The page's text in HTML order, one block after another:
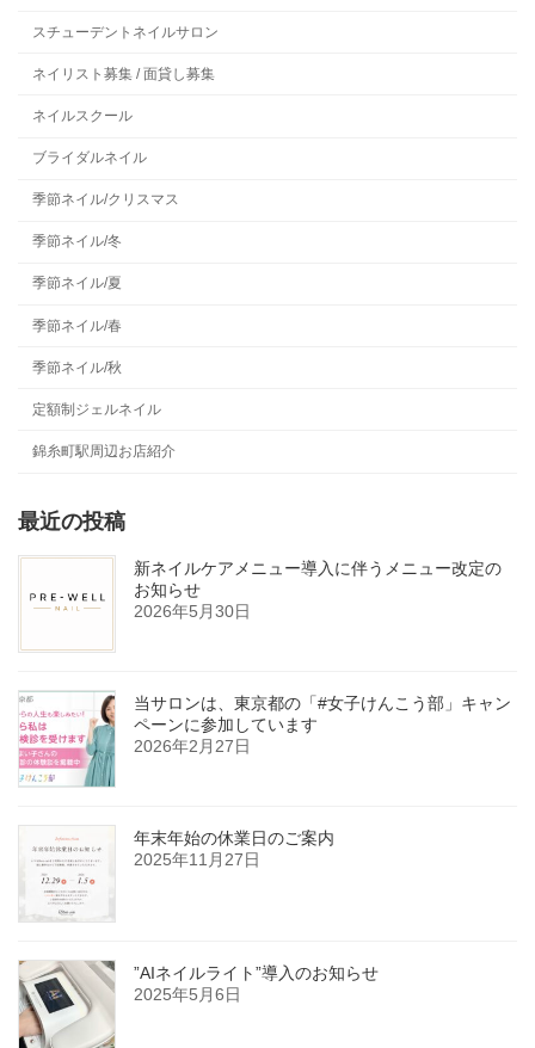
スチューデントネイルサロン
ネイリスト募集 / 面貸し募集
ネイルスクール
ブライダルネイル
季節ネイル/クリスマス
季節ネイル/冬
季節ネイル/夏
季節ネイル/春
季節ネイル/秋
定額制ジェルネイル
錦糸町駅周辺お店紹介
最近の投稿
新ネイルケアメニュー導入に伴うメニュー改定の
お知らせ
2026年5月30日
当サロンは、東京都の「#女子けんこう部」キャン
ペーンに参加しています
2026年2月27日
年末年始の休業日のご案内
2025年11月27日
”AIネイルライト”導入のお知らせ
2025年5月6日